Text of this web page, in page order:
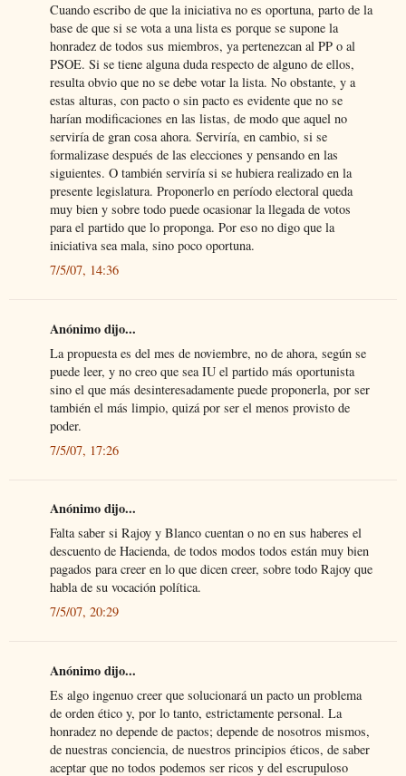
Cuando escribo de que la iniciativa no es oportuna, parto de la
base de que si se vota a una lista es porque se supone la
honradez de todos sus miembros, ya pertenezcan al PP o al
PSOE. Si se tiene alguna duda respecto de alguno de ellos,
resulta obvio que no se debe votar la lista. No obstante, y a
estas alturas, con pacto o sin pacto es evidente que no se
harían modificaciones en las listas, de modo que aquel no
serviría de gran cosa ahora. Serviría, en cambio, si se
formalizase después de las elecciones y pensando en las
siguientes. O también serviría si se hubiera realizado en la
presente legislatura. Proponerlo en período electoral queda
muy bien y sobre todo puede ocasionar la llegada de votos
para el partido que lo proponga. Por eso no digo que la
iniciativa sea mala, sino poco oportuna.
7/5/07, 14:36
Anónimo dijo...
La propuesta es del mes de noviembre, no de ahora, según se
puede leer, y no creo que sea IU el partido más oportunista
sino el que más desinteresadamente puede proponerla, por ser
también el más limpio, quizá por ser el menos provisto de
poder.
7/5/07, 17:26
Anónimo dijo...
Falta saber si Rajoy y Blanco cuentan o no en sus haberes el
descuento de Hacienda, de todos modos todos están muy bien
pagados para creer en lo que dicen creer, sobre todo Rajoy que
habla de su vocación política.
7/5/07, 20:29
Anónimo dijo...
Es algo ingenuo creer que solucionará un pacto un problema
de orden ético y, por lo tanto, estrictamente personal. La
honradez no depende de pactos; depende de nosotros mismos,
de nuestras conciencia, de nuestros principios éticos, de saber
aceptar que no todos podemos ser ricos y del escrupuloso